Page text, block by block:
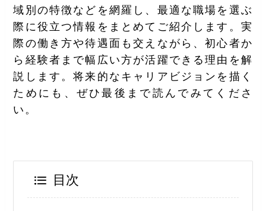
域別の特徴などを網羅し、最適な職場を選ぶ
際に役立つ情報をまとめてご紹介します。実
際の働き方や待遇面も交えながら、初心者か
ら経験者まで幅広い方が活躍できる理由を解
説します。将来的なキャリアビジョンを描く
ためにも、ぜひ最後まで読んでみてくださ
い。
目次